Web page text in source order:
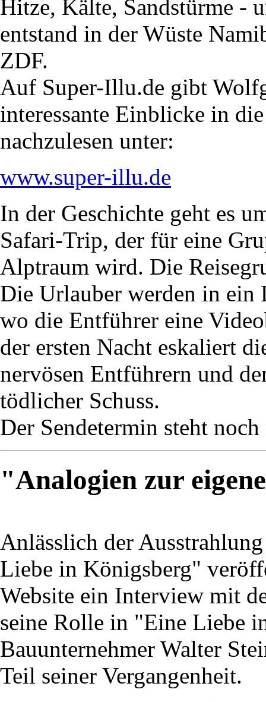
Hitze, Kälte, Sandstürme -
entstand in der Wüste
ZDF.
Auf Super-Illu.de gibt
interessante Einblicke in
nachzulesen unter:
www.super-illu.de
In der Geschichte geht es
Safari-Trip, der für eine
Alptraum wird. Die
Die Urlauber werden in ein
wo die Entführer eine
der ersten Nacht eskaliert
nervösen Entführern und
tödlicher Schuss.
Der Sendetermin steht
"Analogien zur
Anlässlich der
Liebe in Königsberg"
Website ein Interview mit
seine Rolle in "Eine Liebe
Bauunternehmer Walter
Teil seiner Vergangenheit.